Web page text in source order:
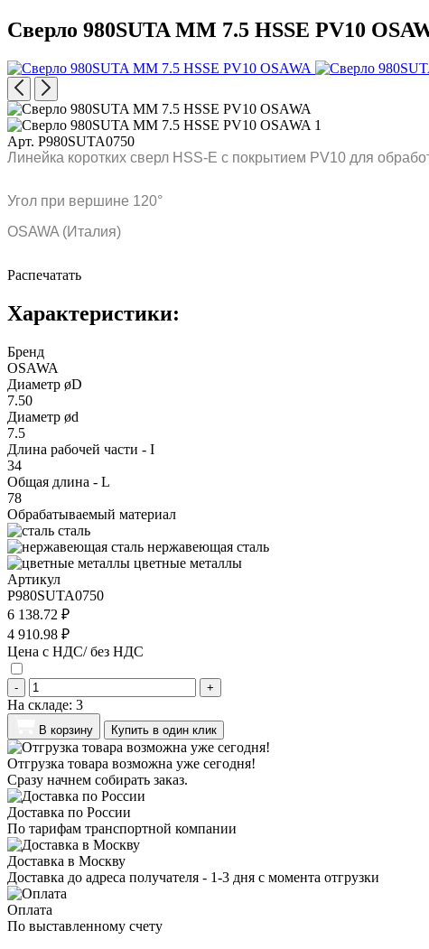
Сверло 980SUTA MM 7.5 HSSE PV10
Арт. P980SUTA0750
Линейка коротких сверл HSS-E с покрытием PV10 для
Угол при вершине 120°
OSAWA (Италия)
Распечатать
Характеристики:
Бренд
OSAWA
Диаметр øD
7.50
Диаметр ød
7.5
Длина рабочей части - I
34
Общая длина - L
78
Обрабатываемый материал
сталь
нержавеющая сталь
цветные металлы
Артикул
P980SUTA0750
6 138.72 ₽
4 910.98 ₽
Цена с НДС/ без НДС
- +
На складе: 3
В корзину Купить в один клик
Отгрузка товара возможна уже сегодня!
Сразу начнем собирать заказ.
Доставка по России
По тарифам транспортной компании
Доставка в Москву
Доставка до адреса получателя - 1-3 дня с момента отгрузки
Оплата
По выставленному счету